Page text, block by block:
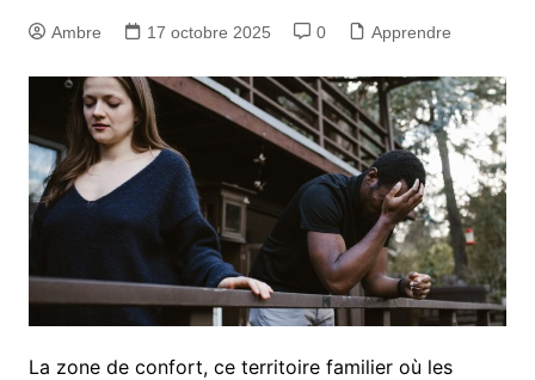
Ambre 17 octobre 2025 0 Apprendre
La zone de confort, ce territoire familier où les